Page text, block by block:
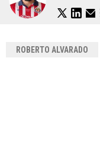
ROBERTO ALVARADO